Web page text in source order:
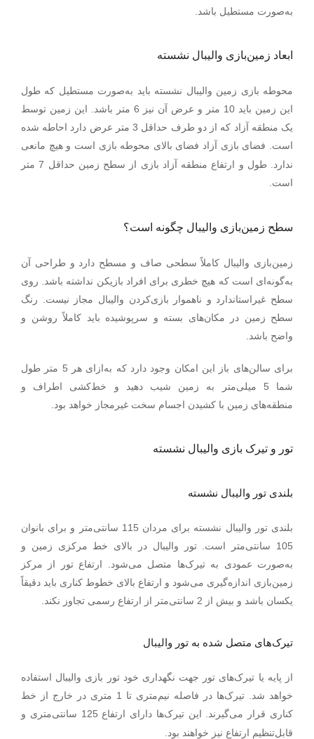
به‌صورت مستطیل باشد.
ابعاد زمین‌بازی والیبال نشسته
محوطه بازی زمین والیبال نشسته باید به‌صورت مستطیل که طول
این زمین باید 10 متر و عرض آن نیز 6 متر باشد. این زمین توسط
یک منطقه آزاد که از دو طرف حداقل 3 متر عرض دارد احاطه شده
است. فضای بازی آزاد فضای بالای محوطه بازی است و هیچ مانعی
ندارد. طول و ارتفاع منطقه آزاد بازی از سطح زمین حداقل 7 متر
است.
سطح زمین‌بازی والیبال چگونه است؟
زمین‌بازی والیبال کاملاً سطحی صاف و مسطح دارد و طراحی آن
به‌گونه‌ای است که هیچ خطری برای افراد بازیکن نداشته باشد. روی
سطح غیراستاندارد و ناهموار بازی‌کردن والیبال مجاز نیست. رنگ
سطح زمین در مکان‌های بسته و سرپوشیده باید کاملاً روشن و
واضح باشد.
برای سالن‌های باز این امکان وجود دارد که به‌ازای هر 5 متر طول
شما 5 میلی‌متر به زمین شیب دهید و خط‌کشی اطراف و
منطقه‌های زمین با کشیدن اجسام سخت غیرمجاز خواهد بود.
تور و تیرک بازی والیبال نشسته
بلندی تور والیبال نشسته
بلندی تور والیبال نشسته برای مردان 115 سانتی‌متر و برای بانوان
105 سانتی‌متر است. تور والیبال در بالای خط مرکزی زمین و
به‌صورت عمودی به تیرک‌ها متصل می‌شود. ارتفاع تور از مرکز
زمین‌بازی اندازه‌گیری می‌شود و ارتفاع بالای خطوط کناری باید دقیقاً
یکسان باشد و بیش از 2 سانتی‌متر از ارتفاع رسمی تجاوز نکند
.
تیرک‌های متصل شده به تور والیبال
از پایه یا تیرک‌های تور جهت نگهداری خود تور بازی والیبال استفاده
خواهد شد. تیرک‌ها در فاصله نیم‌متری تا 1 متری در خارج از خط
کناری قرار می‌گیرند.
این تیرک‌ها دارای ارتفاع 125 سانتی‌متری و
قابل‌تنظیم ارتفاع نیز خواهند بود.